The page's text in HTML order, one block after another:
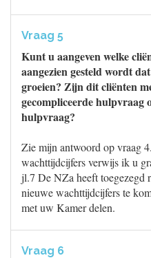
Vraag 5
Kunt u aangeven welke
aangezien gesteld wordt
groeien? Zijn dit cliënten
gecompliceerde hulpvraag
hulpvraag?
Zie mijn antwoord op vraag
wachttijdcijfers verwijs ik u
jl.7 De NZa heeft toegezegd
nieuwe wachttijdcijfers te
met uw Kamer delen.
Vraag 6